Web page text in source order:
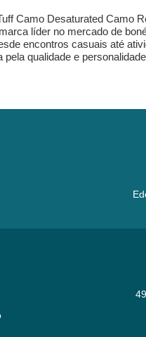
Camo Desaturated Camo
líder no mercado de
encontros casuais até
qualidade e